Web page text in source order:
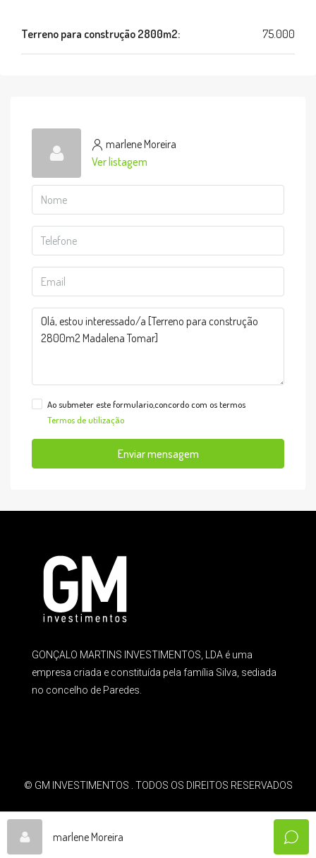
Terreno para construção 2800m2: 75.000
marlene Moreira
Ver listagem
Ao submeter este formulario,concordo com os termos
Termos de utilização
Enviar mensagem
GONÇALO MARTINS INVESTIMENTOS, LDA é uma
empresa criada e constituída pela família Silva, sediada
no concelho de Paredes.
© GM INVESTIMENTOS . TODOS OS DIREITOS RESERVADOS
marlene Moreira